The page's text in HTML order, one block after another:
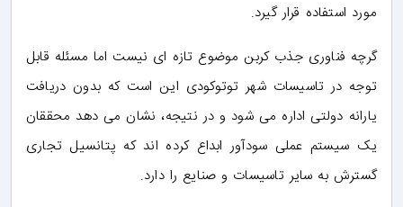
مورد استفاده قرار گیرد.
گرچه فناوری جذب کربن موضوع تازه ای نیست اما مسئله قابل
توجه در تاسیسات شهر توتوکودی این است که بدون دریافت
یارانه دولتی اداره می شود و در نتیجه، نشان می دهد محققان
یک سیستم عملی سودآور ابداع کرده اند که پتانسیل تجاری
گسترش به سایر تاسیسات و صنایع را دارد.